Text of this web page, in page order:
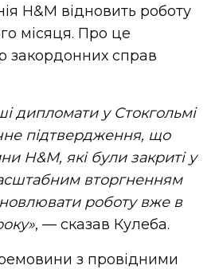
H&M відновить роботу
місяця. Про це
закордонних справ
дипломати у Стокгольмі
підтвердження, що
H&M, які були закриті у
вторгненням
роботу вже в
, — сказав Кулеба.
з провідними